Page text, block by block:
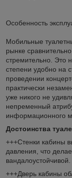
Особенность
Мобильные
рынке
стремительно. Это
степени удобно на
проведении
практически
уже никого не
непременный
информационного
Достоинства
+++Стенки кабины
давления, что
вандалоустойчивой.
+++Дверь кабины